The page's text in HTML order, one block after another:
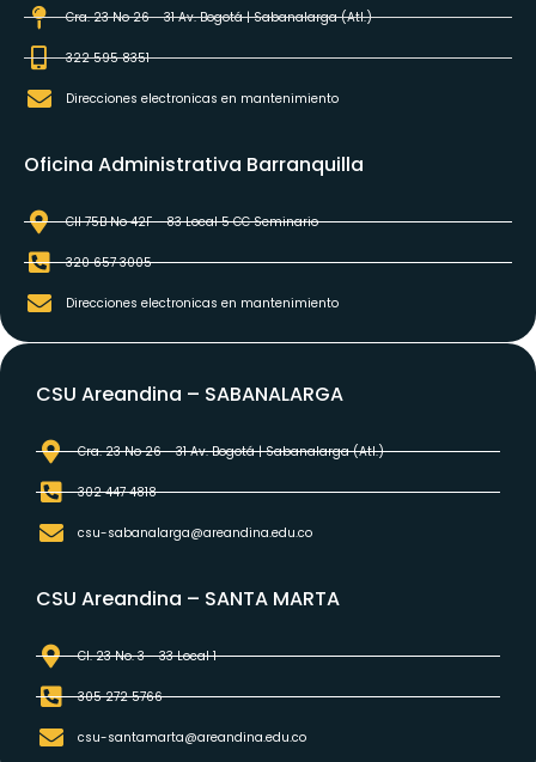
Cra. 23 No 26 - 31 Av. Bogotá | Sabanalarga (Atl.)
322 595 8351
Direcciones electronicas en mantenimiento
Oficina Administrativa Barranquilla
Cll 75B No 42F - 83 Local 5 CC Seminario
320 657 3005
Direcciones electronicas en mantenimiento
CSU Areandina – SABANALARGA
Cra. 23 No 26 - 31 Av. Bogotá | Sabanalarga (Atl.)​
302 447 4818
csu-sabanalarga@areandina.edu.co
CSU Areandina – SANTA MARTA
Cl. 23 No. 3 - 33 Local 1
305 272 5766
csu-santamarta@areandina.edu.co